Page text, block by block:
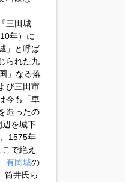
三田城
年）に
」と呼ば
られた九
」なる落
び三田市
今も「車
造ったの
を城下
1575年
で絶え
有岡城の
筒井氏ら